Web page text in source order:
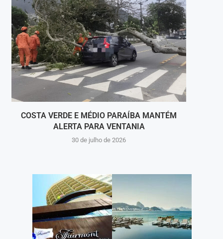
COSTA VERDE E MÉDIO PARAÍBA MANTÉM
ALERTA PARA VENTANIA
30 de julho de 2026